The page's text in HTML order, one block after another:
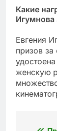
Какие
Игумнова
Евгения
призов
женскую